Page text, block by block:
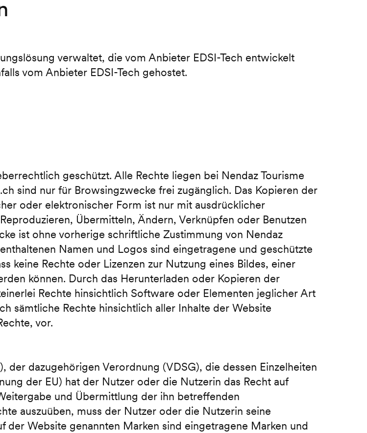
verwaltet, die vom Anbieter EDSI-Tech entwickelt
vom Anbieter EDSI-Tech gehostet.
geschützt. Alle Rechte liegen bei Nendaz Tourisme
sind nur für Browsingzwecke frei zugänglich. Das Kopieren der
oder elektronischer Form ist nur mit ausdrücklicher
Übermitteln, Ändern, Verknüpfen oder Benutzen
ist ohne vorherige schriftliche Zustimmung von Nendaz
Namen und Logos sind eingetragene und geschützte
keine Rechte oder Lizenzen zur Nutzung eines Bildes, einer
können. Durch das Herunterladen oder Kopieren der
Rechte hinsichtlich Software oder Elementen jeglicher Art
sämtliche Rechte hinsichtlich aller Inhalte der Website
vor.
der dazugehörigen Verordnung (VDSG), die dessen Einzelheiten
der EU) hat der Nutzer oder die Nutzerin das Recht auf
und Übermittlung der ihn betreffenden
auszuüben, muss der Nutzer oder die Nutzerin seine
der Website genannten Marken sind eingetragene Marken und